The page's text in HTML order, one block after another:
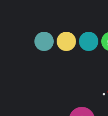
واتس
آپ
آپارات ایتا